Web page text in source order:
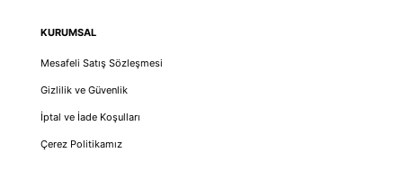
KURUMSAL
Mesafeli Satış Sözleşmesi
Gizlilik ve Güvenlik
İptal ve İade Koşulları
Çerez Politikamız